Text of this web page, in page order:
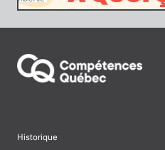
Historique